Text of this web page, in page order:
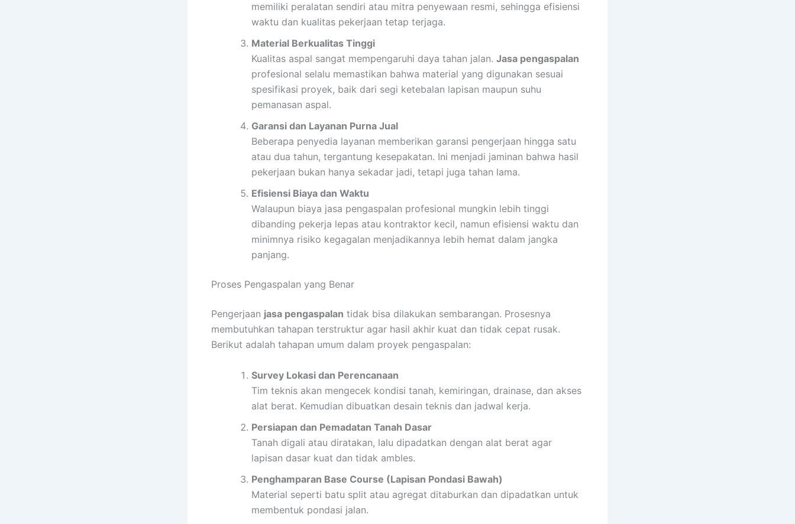
memiliki peralatan sendiri atau mitra penyewaan resmi, sehingga efisiensi
waktu dan kualitas pekerjaan tetap terjaga.
Material Berkualitas Tinggi
Kualitas aspal sangat mempengaruhi daya tahan jalan. Jasa pengaspalan
profesional selalu memastikan bahwa material yang digunakan sesuai
spesifikasi proyek, baik dari segi ketebalan lapisan maupun suhu
pemanasan aspal.
Garansi dan Layanan Purna Jual
Beberapa penyedia layanan memberikan garansi pengerjaan hingga satu
atau dua tahun, tergantung kesepakatan. Ini menjadi jaminan bahwa hasil
pekerjaan bukan hanya sekadar jadi, tetapi juga tahan lama.
Efisiensi Biaya dan Waktu
Walaupun biaya jasa pengaspalan profesional mungkin lebih tinggi
dibanding pekerja lepas atau kontraktor kecil, namun efisiensi waktu dan
minimnya risiko kegagalan menjadikannya lebih hemat dalam jangka
panjang.
Proses Pengaspalan yang Benar
Pengerjaan jasa pengaspalan tidak bisa dilakukan sembarangan. Prosesnya
membutuhkan tahapan terstruktur agar hasil akhir kuat dan tidak cepat rusak.
Berikut adalah tahapan umum dalam proyek pengaspalan:
Survey Lokasi dan Perencanaan
Tim teknis akan mengecek kondisi tanah, kemiringan, drainase, dan akses
alat berat. Kemudian dibuatkan desain teknis dan jadwal kerja.
Persiapan dan Pemadatan Tanah Dasar
Tanah digali atau diratakan, lalu dipadatkan dengan alat berat agar
lapisan dasar kuat dan tidak ambles.
Penghamparan Base Course (Lapisan Pondasi Bawah)
Material seperti batu split atau agregat ditaburkan dan dipadatkan untuk
membentuk pondasi jalan.